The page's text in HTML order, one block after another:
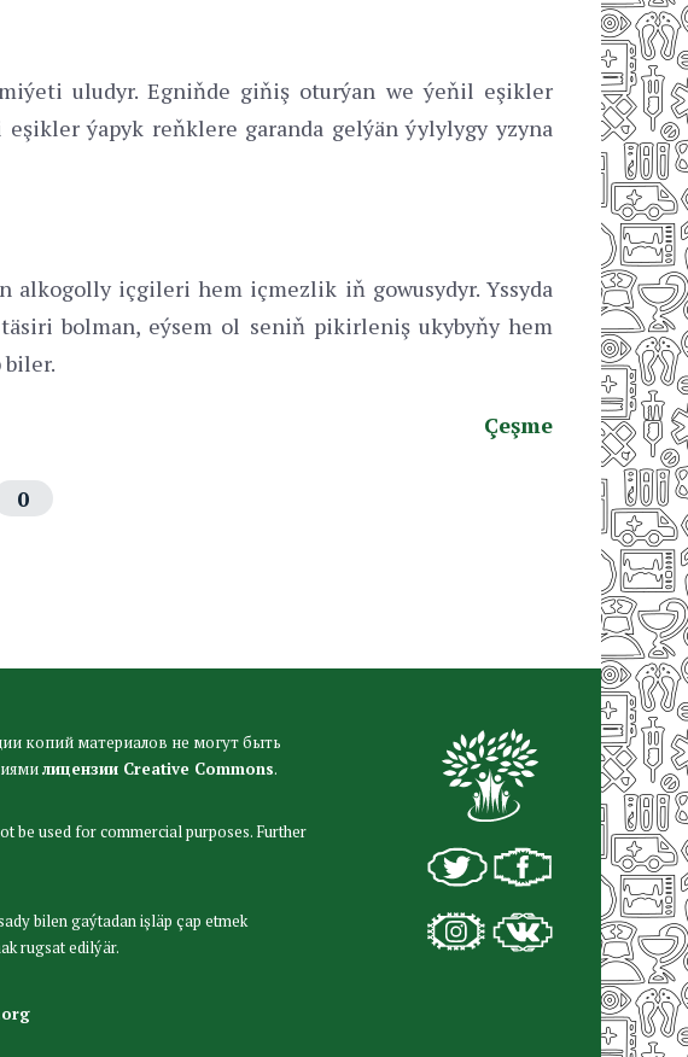
uludyr. Egniňde giňiş oturýan we ýeňil eşikler
ýapyk reňklere garanda gelýän ýylylygy yzyna
alkogolly içgileri hem içmezlik iň gowusydyr. Yssyda
bolman, eýsem ol seniň pikirleniş ukybyňy hem
biler.
Çeşme
0
копий материалов не могут быть
лицензии Creative Commons.
be used for commercial purposes. Further
bilen gaýtadan işläp çap etmek
rugsat edilýär.